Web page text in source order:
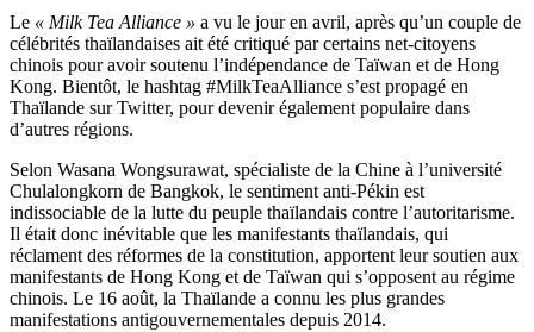
Le « Milk Tea Alliance » a vu le jour en avril, après qu’un couple de
célébrités thaïlandaises ait été critiqué par certains net-citoyens
chinois pour avoir soutenu l’indépendance de Taïwan et de Hong
Kong. Bientôt, le hashtag #MilkTeaAlliance s’est propagé en
Thaïlande sur Twitter, pour devenir également populaire dans
d’autres régions.
Selon Wasana Wongsurawat, spécialiste de la Chine à l’université
Chulalongkorn de Bangkok, le sentiment anti-Pékin est
indissociable de la lutte du peuple thaïlandais contre l’autoritarisme.
Il était donc inévitable que les manifestants thaïlandais, qui
réclament des réformes de la constitution, apportent leur soutien aux
manifestants de Hong Kong et de Taïwan qui s’opposent au régime
chinois. Le 16 août, la Thaïlande a connu les plus grandes
manifestations antigouvernementales depuis 2014.